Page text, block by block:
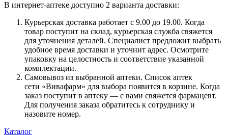
В интернет-аптеке доступно 2 варианта доставки:
Курьерская доставка работает с 9.00 до 19.00. Когда
товар поступит на склад, курьерская служба свяжется
для уточнения деталей. Специалист предложит выбрать
удобное время доставки и уточнит адрес. Осмотрите
упаковку на целостность и соответствие указанной
комплектации.
Самовывоз из выбранной аптеки. Список аптек
сети «Вивафарм» для выбора появится в корзине. Когда
заказ поступит в аптеку — с вами свяжется фармацевт.
Для получения заказа обратитесь к сотруднику и
назовите номер.
Каталог